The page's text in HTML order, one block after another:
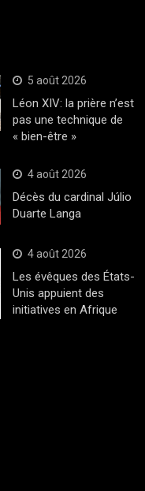
5 août 2026
Léon XIV: la prière n’est
pas une technique de
« bien-être »
4 août 2026
Décès du cardinal Júlio
Duarte Langa
4 août 2026
Les évêques des États-
Unis appuient des
initiatives en Afrique